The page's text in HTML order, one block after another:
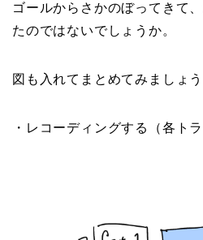
ゴールからさかのぼってきて
たのではないでしょうか。
図も入れてまとめてみましょう
・ レコーディングする （各ト